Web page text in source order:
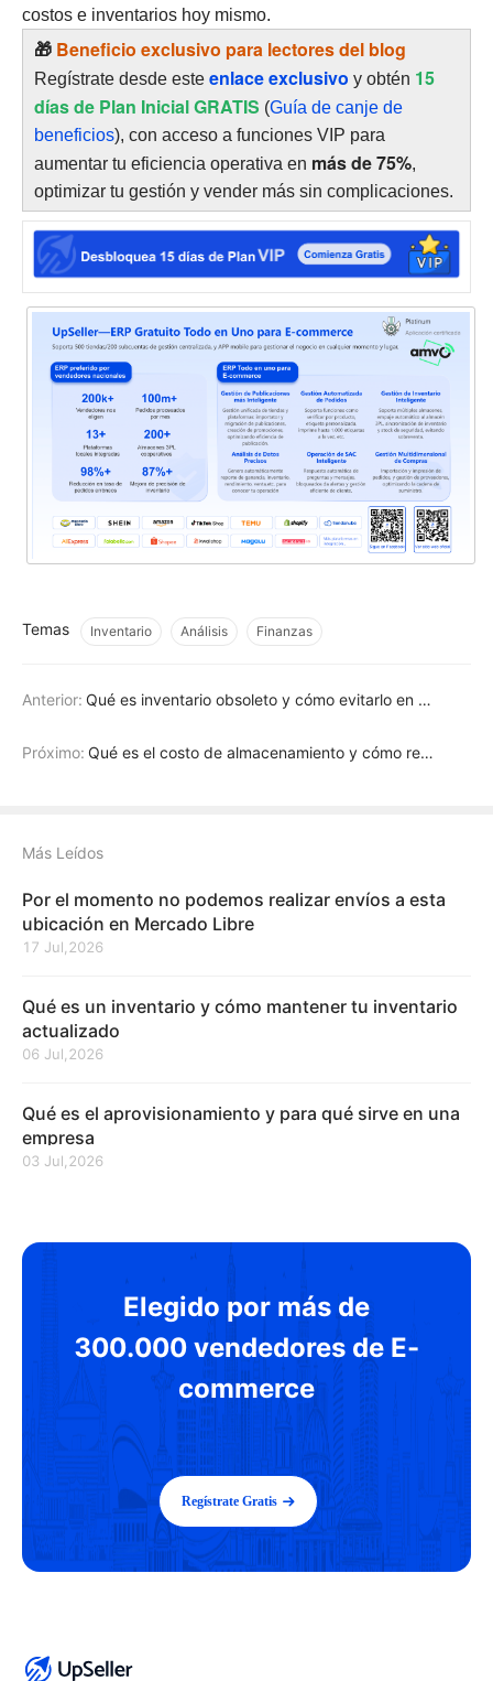
costos e inventarios hoy mismo.
🎁 Beneficio exclusivo para lectores del blog
Regístrate desde este enlace exclusivo y obtén 15
días de Plan Inicial GRATIS (Guía de canje de
beneficios), con acceso a funciones VIP para
aumentar tu eficiencia operativa en más de 75%,
optimizar tu gestión y vender más sin complicaciones.
Temas Inventario Análisis Finanzas
Anterior: Qué es inventario obsoleto y cómo evitarlo en gestión de almacén
Próximo: Qué es el costo de almacenamiento y cómo reducirlo + Ejemplos
Más Leídos
Por el momento no podemos realizar envíos a esta
ubicación en Mercado Libre
17 Jul,2026
Qué es un inventario y cómo mantener tu inventario
actualizado
06 Jul,2026
Qué es el aprovisionamiento y para qué sirve en una
empresa
03 Jul,2026
Elegido por más de
300.000 vendedores de E-
commerce
Regístrate Gratis